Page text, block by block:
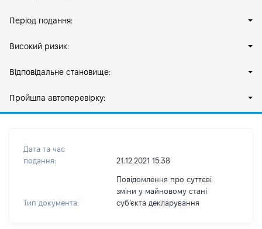
Період подання:
Високий ризик:
Відповідальне становище:
Пройшла автоперевірку:
Дата та час
подання:
21.12.2021 15:38
Тип документа:
Повідомлення про суттєві
зміни у майновому стані
субʼєкта декларування